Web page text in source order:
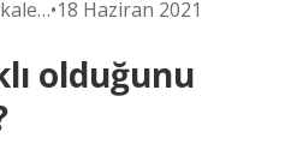
Haziran 2021
olduğunu